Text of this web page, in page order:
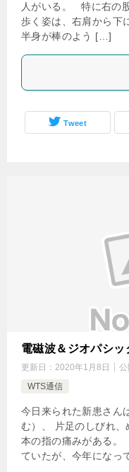
人がいる。 特に右の
歩く姿は、右肩から
半身が棒のよう […]
Tweet
電磁波＆ジオパシ
更新日： 2020年1月8日 公
WTS通信
今日来られた新患さん
む）、 片足のしびれ、
本の指の痛みがある。
ていたが、今年にな